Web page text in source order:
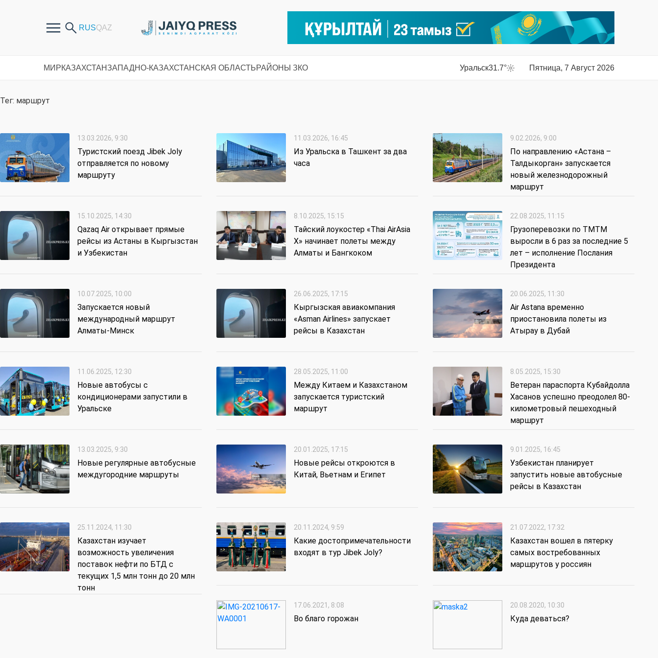
МИРКАЗАХСТАНЗАПАДНО-КАЗАХСТАНСКАЯ ОБЛАСТЬРАЙОНЫ ЗКО Уральск31.7° Пятница, 7 Август 2026
Тег: маршрут
13.03.2026, 9:30
Туристский поезд Jibek Joly
отправляется по новому
маршруту
11.03.2026, 16:45
Из Уральска в Ташкент за два
часа
9.02.2026, 9:00
По направлению «Астана –
Талдыкорган» запускается
новый железнодорожный
маршрут
15.10.2025, 14:30
Qazaq Air открывает прямые
рейсы из Астаны в Кыргызстан
и Узбекистан
8.10.2025, 15:15
Тайский лоукостер «Thai AirAsia
X» начинает полеты между
Алматы и Бангкоком
22.08.2025, 11:15
Грузоперевозки по ТМТМ
выросли в 6 раз за последние 5
лет – исполнение Послания
Президента
10.07.2025, 10:00
Запускается новый
международный маршрут
Алматы-Минск
26.06.2025, 17:15
Кыргызская авиакомпания
«Asman Airlines» запускает
рейсы в Казахстан
20.06.2025, 11:30
Air Astana временно
приостановила полеты из
Атырау в Дубай
11.06.2025, 12:30
Новые автобусы с
кондиционерами запустили в
Уральске
28.05.2025, 11:00
Между Китаем и Казахстаном
запускается туристский
маршрут
8.05.2025, 15:30
Ветеран параспорта Кубайдолла
Хасанов успешно преодолел 80-
километровый пешеходный
маршрут
13.03.2025, 9:30
Новые регулярные автобусные
междугородние маршруты
20.01.2025, 17:15
Новые рейсы откроются в
Китай, Вьетнам и Египет
9.01.2025, 16:45
Узбекистан планирует
запустить новые автобусные
рейсы в Казахстан
25.11.2024, 11:30
Казахстан изучает
возможность увеличения
поставок нефти по БТД с
текущих 1,5 млн тонн до 20 млн
тонн
20.11.2024, 9:59
Какие достопримечательности
входят в тур Jibek Joly?
21.07.2022, 17:32
Казахстан вошел в пятерку
самых востребованных
маршрутов у россиян
17.06.2021, 8:08
Во благо горожан
20.08.2020, 10:30
Куда деваться?